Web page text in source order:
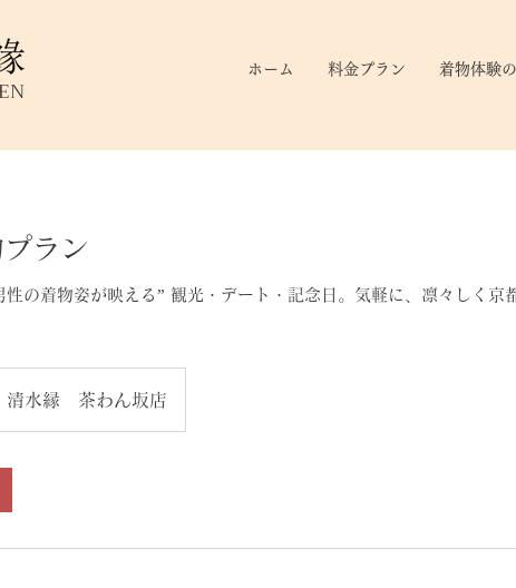
ホーム 料金プラン 着物体験
プラン
性の着物姿が映える” 観光・デート・記念日。気軽に、凛々しく京
清水縁 茶わん坂店